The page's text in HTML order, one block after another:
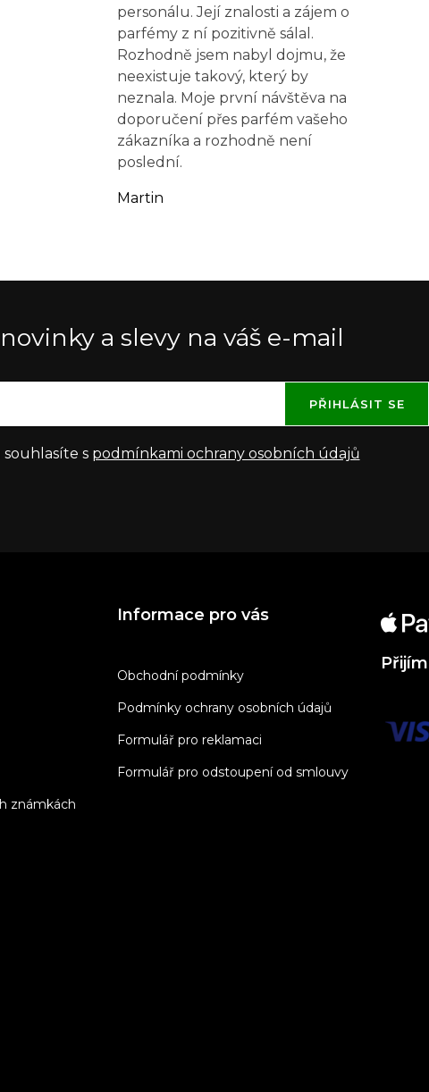
personálu. Její znalosti a zájem o
parfémy z ní pozitivně sálal.
Rozhodně jsem nabyl dojmu, že
neexistuje takový, který by
neznala. Moje první návštěva na
doporučení přes parfém vašeho
zákazníka a rozhodně není
poslední.
Martin
a slevy na váš e-mail
s podmínkami ochrany osobních údajů
PŘIHLÁSIT SE
známkách
Informace pro vás
Obchodní podmínky
Podmínky ochrany osobních údajů
Formulář pro reklamaci
Formulář pro odstoupení od smlouvy